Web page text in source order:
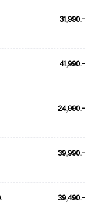
31,990.-
41,990.-
24,990.-
39,990.-
39,490.-